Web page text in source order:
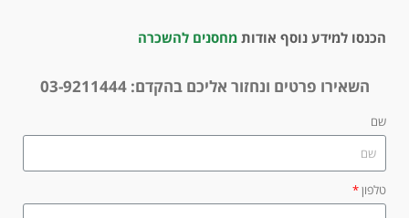
הכנסו למידע נוסף אודות מחסנים להשכרה
השאירו פרטים ונחזור אליכם בהקדם: 03-9211444
שם
טלפון